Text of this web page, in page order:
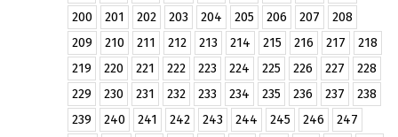
200
201 202 203 204 205 206 207
208
209
210 211 212 213 214 215 216 217
218
219
220 221 222 223 224 225 226 227
228
229
230 231 232 233 234 235 236 237
238
239
240 241 242 243 244 245 246
247